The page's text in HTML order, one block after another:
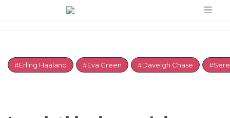
#Erling Haaland #Eva Green #Daveigh Chase